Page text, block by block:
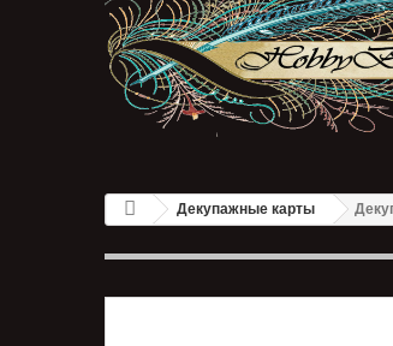
Декупажные карты